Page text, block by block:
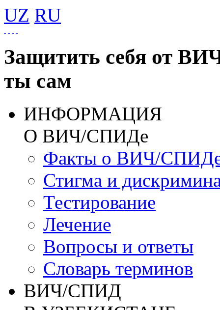
UZ RU
Защитить себя от
ты сам
ИНФОРМАЦИЯ
О ВИЧ/СПИДе
Факты о ВИЧ/
Стигма и
Тестирование
Лечение
Вопросы и ответы
Словарь терминов
ВИЧ/СПИД